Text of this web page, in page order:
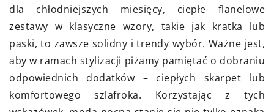
dla chłodniejszych miesięcy, ciepłe flanelowe
zestawy w klasyczne wzory, takie jak kratka lub
paski, to zawsze solidny i trendy wybór. Ważne jest,
aby w ramach stylizacji piżamy pamiętać o dobraniu
odpowiednich dodatków – ciepłych skarpet lub
komfortowego szlafroka. Korzystając z tych